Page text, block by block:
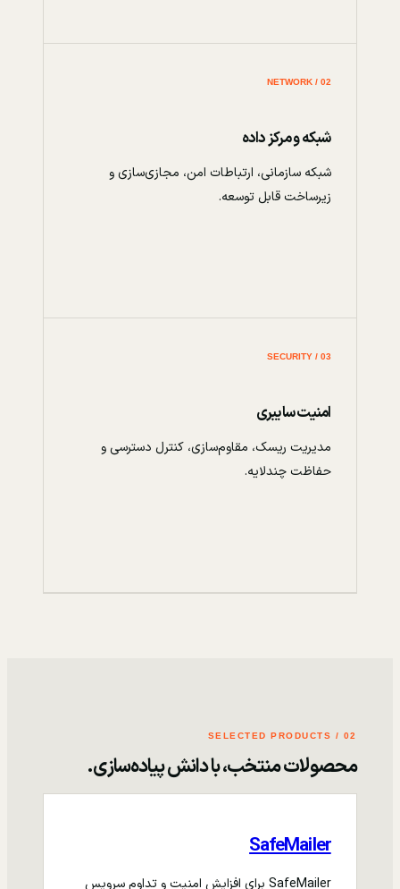
02 / NETWORK
شبکه و مرکز داده
شبکه سازمانی، ارتباطات امن، مجازی‌سازی و
زیرساخت قابل توسعه.
03 / SECURITY
امنیت سایبری
مدیریت ریسک، مقاوم‌سازی، کنترل دسترسی و
حفاظت چندلایه.
02 / SELECTED PRODUCTS
محصولات منتخب، با دانش پیاده‌سازی.
SafeMailer
SafeMailer برای افزایش امنیت و تداوم سرویس